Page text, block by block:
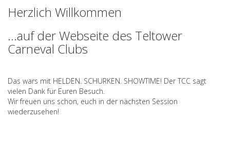
Noch klein aber schon ganz groß!
Weiterlesen
Showdance
..it's Showtime
Weiterlesen
Herzlich Willkommen
…auf der Webseite des Teltower
Carneval Clubs
Das wars mit HELDEN. SCHURKEN. SHOWTIME! Der TCC sagt
vielen Dank für Euren Besuch.
Wir freuen uns schon, euch in der nächsten Session
wiederzusehen!